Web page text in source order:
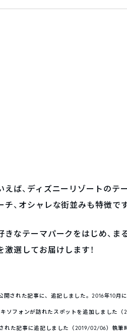
えば、ディズニーリゾートのテ
チ、オシャレな街並みも特徴です
きなテーマパークをはじめ、ま
激選してお届けします！
開された記事に、追記しました。2016年10月
ソフォンが訪れたスポットを追加しました（
れた記事に追記しました（2019/02/06） 執筆